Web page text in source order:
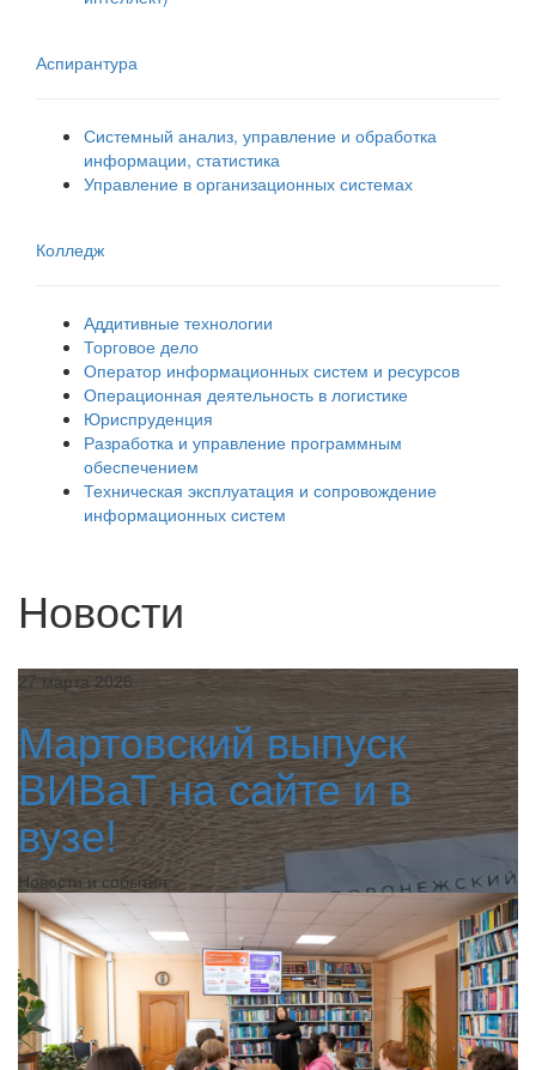
Аспирантура
Системный анализ, управление и обработка
информации, статистика
Управление в организационных системах
Колледж
Аддитивные технологии
Торговое дело
Оператор информационных систем и ресурсов
Операционная деятельность в логистике
Юриспруденция
Разработка и управление программным
обеспечением
Техническая эксплуатация и сопровождение
информационных систем
Новости
27 марта 2026
Мартовский выпуск
ВИВаТ на сайте и в
вузе!
Новости и события